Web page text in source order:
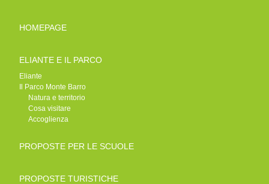
HOMEPAGE
ELIANTE E IL PARCO
Eliante
Il Parco Monte Barro
Natura e territorio
Cosa visitare
Accoglienza
PROPOSTE PER LE SCUOLE
PROPOSTE TURISTICHE